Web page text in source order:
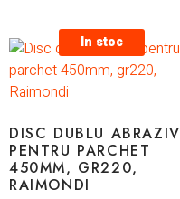
In stoc
DISC DUBLU ABRAZIV
PENTRU PARCHET
450MM, GR220,
RAIMONDI